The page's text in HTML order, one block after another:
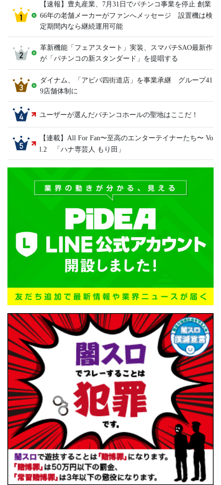
【速報】豊丸産業、7月31日でパチンコ事業を停止 創業
66年の老舗メーカーがファンへメッセージ 設置機は検
定期間内なら継続運用可能
革新機能「フェアスタート」実装、スマパチSAO最新作
が「パチンコの新スタンダード」を提唱する
ダイナム、「アビバ四街道店」を事業承継 グループ41
9店舗体制に
ユーザーが選んだパチンコホールの聖地はここだ！
【連載】All For Fan〜至高のエンターテイナーたち〜 Vo
l.2 「ハナ専芸人 もり田」